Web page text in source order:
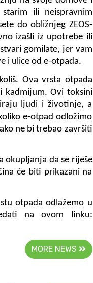
ili neispravnim
do obližnjeg ZEOS-
izašli iz upotrebe ili
gomilate, jer vam
i ulice od e-otpada.
Ova vrsta otpada
kadmijum. Ovi toksini
ljudi i životinje, a
e-otpad odložimo
ne bi trebao završiti
okupljanja da se riješe
će biti prikazani na
otpada odlažemo u
na ovom linku:
MORE NEWS